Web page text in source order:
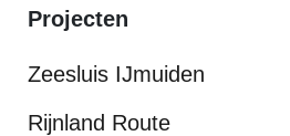
Projecten
Zeesluis IJmuiden
Rijnland Route